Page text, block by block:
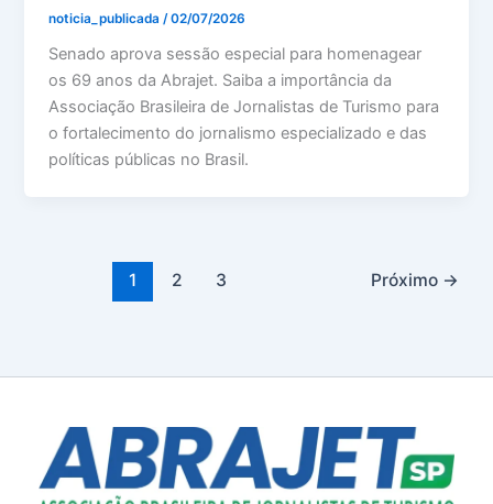
noticia_publicada /02/07/2026
Senado aprova sessão especial para homenagear
os 69 anos da Abrajet. Saiba a importância da
Associação Brasileira de Jornalistas de Turismo para
o fortalecimento do jornalismo especializado e das
políticas públicas no Brasil.
1 2 3 Próximo →